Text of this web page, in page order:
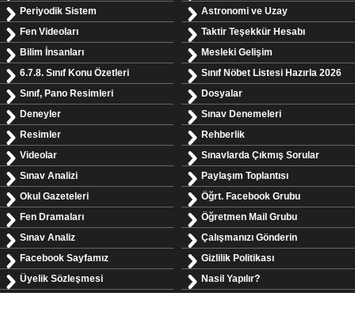
Periyodik Sistem
Fen Videoları
Bilim İnsanları
6.7.8. Sınıf Konu Özetleri
Sınıf, Pano Resimleri
Deneyler
Resimler
Videolar
Sınav Analizi
Okul Gazeteleri
Fen Dramaları
Sınav Analiz
Facebook Sayfamız
Üyelik Sözleşmesi
Astronomi ve Uzay
Taktir Teşekkür Hesabı
Mesleki Gelişim
Sınıf Nöbet Listesi Hazırla 2026
Dosyalar
Sınav Denemeleri
Rehberlik
Sınavlarda Çıkmış Sorular
Paylaşım Toplantısı
Öğrt. Facebook Grubu
Öğretmen Mail Grubu
Çalışmanızı Gönderin
Gizlilik Politikası
Nasil Yapılır?